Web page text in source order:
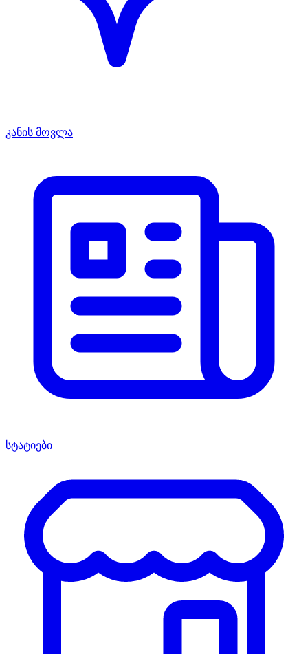
კანის მოვლა
სტატიები